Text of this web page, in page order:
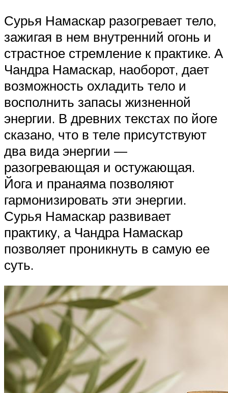
Сурья Намаскар разогревает тело,
зажигая в нем внутренний огонь и
страстное стремление к практике. А
Чандра Намаскар, наоборот, дает
возможность охладить тело и
восполнить запасы жизненной
энергии. В древних текстах по йоге
сказано, что в теле присутствуют
два вида энергии —
разогревающая и остужающая.
Йога и пранаяма позволяют
гармонизировать эти энергии.
Сурья Намаскар развивает
практику, а Чандра Намаскар
позволяет проникнуть в самую ее
суть.